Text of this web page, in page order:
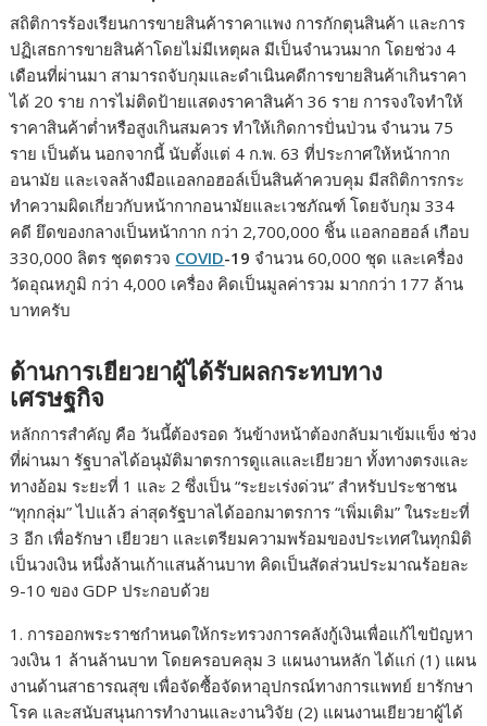
สถิติการร้องเรียนการขายสินค้าราคาแพง การกักตุนสินค้า และการ
ปฏิเสธการขายสินค้าโดยไม่มีเหตุผล มีเป็นจำนวนมาก โดยช่วง 4
เดือนที่ผ่านมา สามารถจับกุมและดำเนินคดีการขายสินค้าเกินราคา
ได้ 20 ราย การไม่ติดป้ายแสดงราคาสินค้า 36 ราย การจงใจทำให้
ราคาสินค้าต่ำหรือสูงเกินสมควร ทำให้เกิดการปั่นป่วน จำนวน 75
ราย เป็นต้น นอกจากนี้ นับตั้งแต่ 4 ก.พ. 63 ที่ประกาศให้หน้ากาก
อนามัย และเจลล้างมือแอลกอฮอล์เป็นสินค้าควบคุม มีสถิติการกระ
ทำความผิดเกี่ยวกับหน้ากากอนามัยและเวชภัณฑ์ โดยจับกุม 334
คดี ยึดของกลางเป็นหน้ากาก กว่า 2,700,000 ชิ้น แอลกอฮอล์ เกือบ
330,000 ลิตร ชุดตรวจ COVID-19 จำนวน 60,000 ชุด และเครื่อง
วัดอุณหภูมิ กว่า 4,000 เครื่อง คิดเป็นมูลค่ารวม มากกว่า 177 ล้าน
บาทครับ
ด้านการเยียวยาผู้ได้รับผลกระทบทาง
เศรษฐกิจ
หลักการสำคัญ คือ วันนี้ต้องรอด วันข้างหน้าต้องกลับมาเข้มแข็ง ช่วง
ที่ผ่านมา รัฐบาลได้อนุมัติมาตรการดูแลและเยียวยา ทั้งทางตรงและ
ทางอ้อม ระยะที่ 1 และ 2 ซึ่งเป็น “ระยะเร่งด่วน” สำหรับประชาชน
“ทุกกลุ่ม” ไปแล้ว ล่าสุดรัฐบาลได้ออกมาตรการ “เพิ่มเติม” ในระยะที่
3 อีก เพื่อรักษา เยียวยา และเตรียมความพร้อมของประเทศในทุกมิติ
เป็นวงเงิน หนึ่งล้านเก้าแสนล้านบาท คิดเป็นสัดส่วนประมาณร้อยละ
9-10 ของ GDP ประกอบด้วย
1. การออกพระราชกำหนดให้กระทรวงการคลังกู้เงินเพื่อแก้ไขปัญหา
วงเงิน 1 ล้านล้านบาท โดยครอบคลุม 3 แผนงานหลัก ได้แก่ (1) แผน
งานด้านสาธารณสุข เพื่อจัดซื้อจัดหาอุปกรณ์ทางการแพทย์ ยารักษา
โรค และสนับสนุนการทำงานและงานวิจัย (2) แผนงานเยียวยาผู้ได้